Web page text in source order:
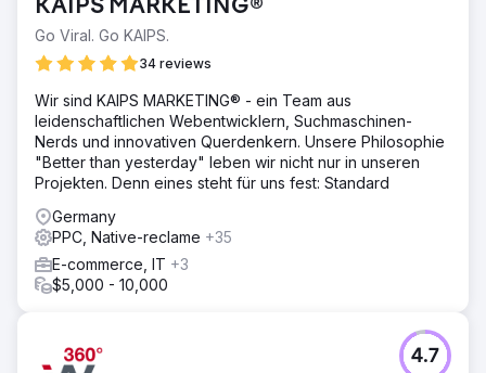
KAIPS MARKETING®
Go Viral. Go KAIPS.
34 reviews
Wir sind KAIPS MARKETING® - ein Team aus
leidenschaftlichen Webentwicklern, Suchmaschinen-
Nerds und innovativen Querdenkern. Unsere Philosophie
"Better than yesterday" leben wir nicht nur in unseren
Projekten. Denn eines steht für uns fest: Standard
Germany
PPC, Native-reclame +35
E-commerce, IT +3
$5,000 - 10,000
4.7